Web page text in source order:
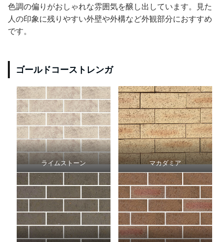
色調の偏りがおしゃれな雰囲気を醸し出しています。見た
人の印象に残りやすい外壁や外構など外観部分におすすめ
です。
ゴールドコーストレンガ
ライムストーン マカダミア